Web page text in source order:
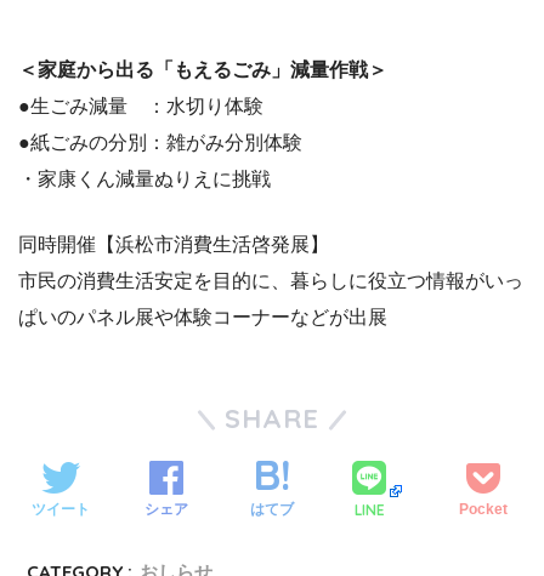
＜家庭から出る「もえるごみ」減量作戦＞
●生ごみ減量 ：水切り体験
●紙ごみの分別：雑がみ分別体験
・家康くん減量ぬりえに挑戦
同時開催【浜松市消費生活啓発展】
市民の消費生活安定を目的に、暮らしに役立つ情報がいっ
ぱいのパネル展や体験コーナーなどが出展
SHARE
ツイート シェア はてブ LINE Pocket
CATEGORY : おしらせ